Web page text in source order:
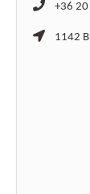
+36
1142